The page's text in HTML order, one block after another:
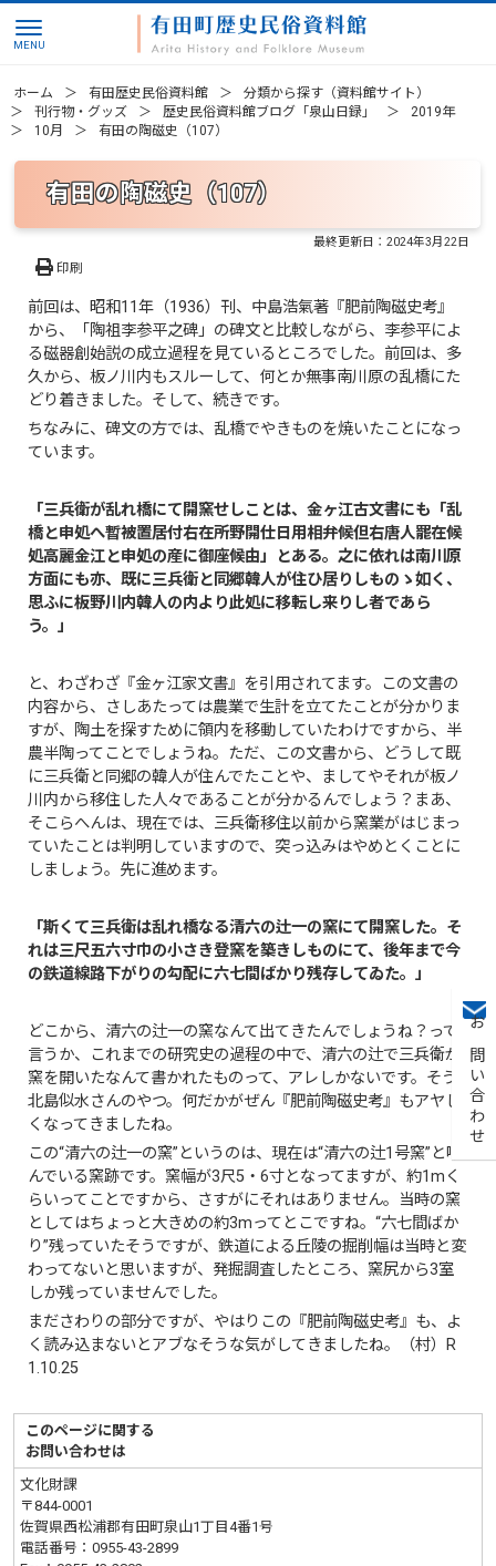
お問い合わせ
ホーム 有田歴史民俗資料館
分類から探す（資料館サイト）
刊行物・グッズ
歴史民俗資料館ブログ「泉山日録」
2019年
10月
有田の陶磁史（107）
有田の陶磁史（107）
最終更新日：2024年3月22日
印刷
前回は、昭和11年（1936）刊、中島浩氣著『肥前陶磁史考』
から、「陶祖李参平之碑」の碑文と比較しながら、李参平によ
る磁器創始説の成立過程を見ているところでした。前回は、多
久から、板ノ川内もスルーして、何とか無事南川原の乱橋にた
どり着きました。そして、続きです。
ちなみに、碑文の方では、乱橋でやきものを焼いたことになっ
ています。
「三兵衛が乱れ橋にて開窯せしことは、金ヶ江古文書にも「乱
橋と申処へ暫被置居付右在所野開仕日用相弁候但右唐人罷在候
処高麗金江と申処の産に御座候由」とある。之に依れは南川原
方面にも亦、既に三兵衛と同郷韓人が住ひ居りしものゝ如く、
思ふに板野川内韓人の内より此処に移転し来りし者であら
う。」
と、わざわざ『金ヶ江家文書』を引用されてます。この文書の
内容から、さしあたっては農業で生計を立てたことが分かりま
すが、陶土を探すために領内を移動していたわけですから、半
農半陶ってことでしょうね。ただ、この文書から、どうして既
に三兵衛と同郷の韓人が住んでたことや、ましてやそれが板ノ
川内から移住した人々であることが分かるんでしょう？まあ、
そこらへんは、現在では、三兵衛移住以前から窯業がはじまっ
ていたことは判明していますので、突っ込みはやめとくことに
しましょう。先に進めます。
「斯くて三兵衛は乱れ橋なる清六の辻一の窯にて開窯した。そ
れは三尺五六寸巾の小さき登窯を築きしものにて、後年まで今
の鉄道線路下がりの勾配に六七間ばかり残存してゐた。」
どこから、清六の辻一の窯なんて出てきたんでしょうね？って
言うか、これまでの研究史の過程の中で、清六の辻で三兵衛が
窯を開いたなんて書かれたものって、アレしかないです。そう
北島似水さんのやつ。何だかがぜん『肥前陶磁史考』もアヤし
くなってきましたね。
この“清六の辻一の窯”というのは、現在は“清六の辻1号窯”と呼
んでいる窯跡です。窯幅が3尺5・6寸となってますが、約1mく
らいってことですから、さすがにそれはありません。当時の窯
としてはちょっと大きめの約3mってとこですね。“六七間ばか
り”残っていたそうですが、鉄道による丘陵の掘削幅は当時と変
わってないと思いますが、発掘調査したところ、窯尻から3室
しか残っていませんでした。
まださわりの部分ですが、やはりこの『肥前陶磁史考』も、よ
く読み込まないとアブなそうな気がしてきましたね。（村）R
1.10.25
このページに関する
お問い合わせは
文化財課
〒844-0001
佐賀県西松浦郡有田町泉山1丁目4番1号
電話番号：0955-43-2899